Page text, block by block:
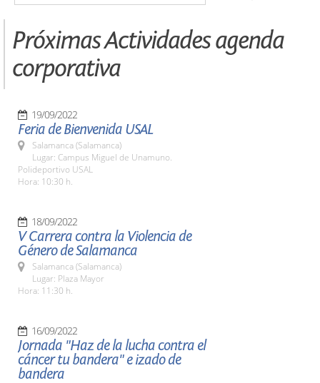
Próximas Actividades agenda
corporativa
19/09/2022
Feria de Bienvenida USAL
Salamanca (Salamanca)
Lugar: Campus Miguel de Unamuno.
Polideportivo USAL
Hora: 10:30 h.
18/09/2022
V Carrera contra la Violencia de
Género de Salamanca
Salamanca (Salamanca)
Lugar: Plaza Mayor
Hora: 11:30 h.
16/09/2022
Jornada "Haz de la lucha contra el
cáncer tu bandera" e izado de
bandera